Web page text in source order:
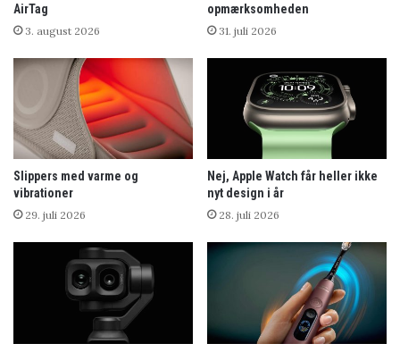
AirTag
3. august 2026
opmærksomheden
31. juli 2026
Slippers med varme og
vibrationer
29. juli 2026
Nej, Apple Watch får heller ikke
nyt design i år
28. juli 2026